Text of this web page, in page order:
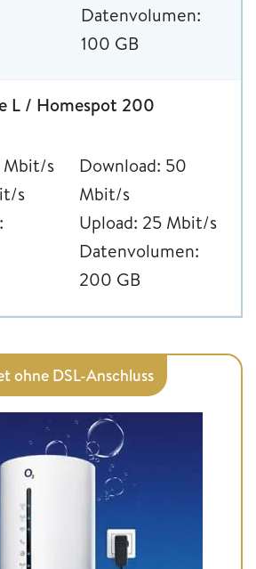
Datenvolumen:
100 GB
L / Homespot 200
Mbit/s
s
Download: 50
Mbit/s
Upload: 25 Mbit/s
Datenvolumen:
200 GB
ohne DSL-Anschluss